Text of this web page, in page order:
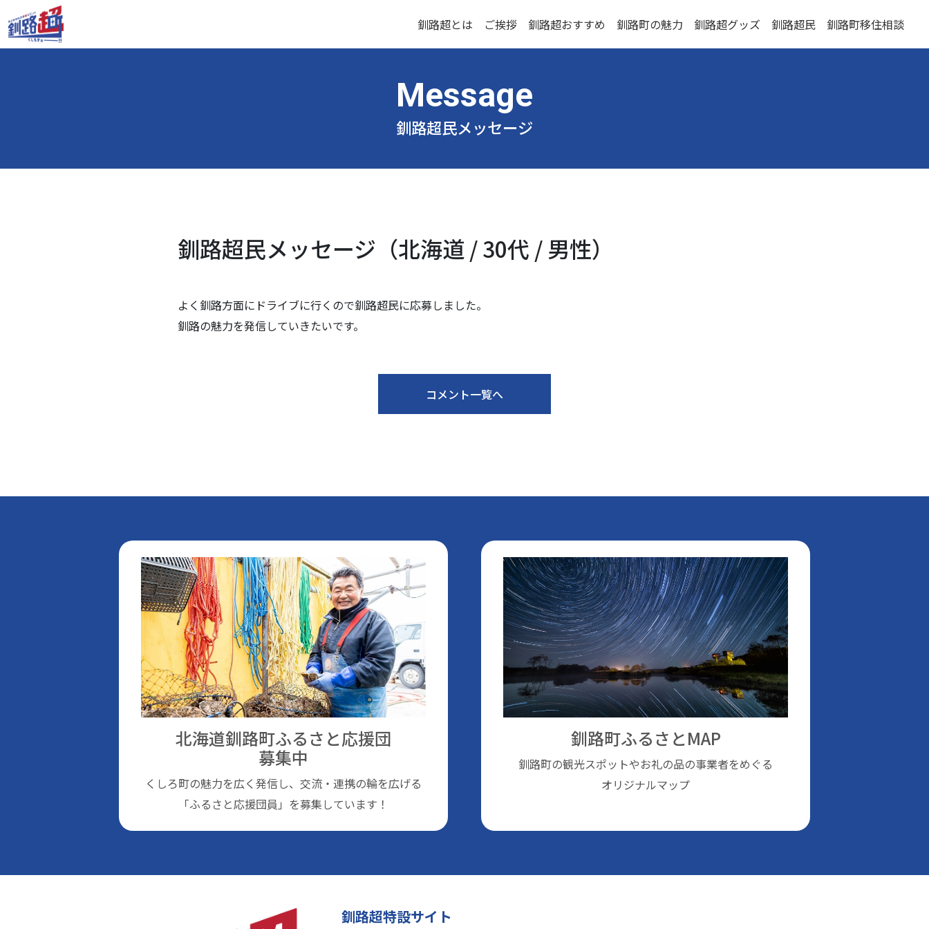
釧路超とは ご挨拶 釧路超おすすめ 釧路町の魅力 釧路超グッズ 釧路超民 釧路町移住相談
釧路超民メッセージ
釧路超民メッセージ（北海道 / 30代 / 男性）
よく釧路方面にドライブに行くので釧路超民に応募しました。
釧路の魅力を発信していきたいです。
コメント一覧へ
北海道釧路町ふるさと応援団
募集中
くしろ町の魅⼒を広く発信し、交流・連携の輪を広げる
「ふるさと応援団員」を募集しています！
釧路町ふるさとMAP
釧路町の観光スポットやお礼の品の事業者をめぐる
オリジナルマップ
釧路超特設サイト